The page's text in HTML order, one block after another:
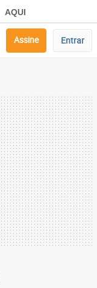
AQUI
Assine Entrar